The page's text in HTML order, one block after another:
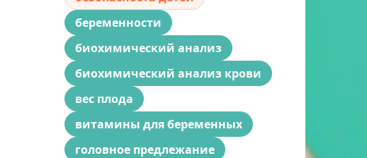
беременности
биохимический анализ
биохимический анализ крови
вес плода
витамины для беременных
головное предлежание